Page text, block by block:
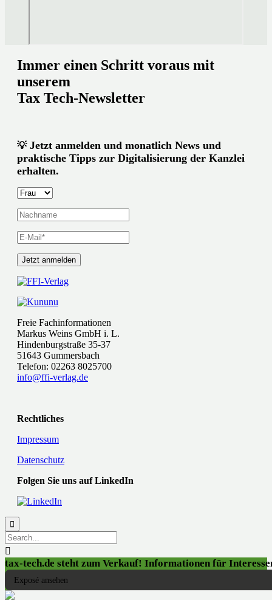
Immer einen Schritt voraus mit
unserem
Tax Tech-Newsletter
💡Jetzt anmelden und monatlich News und
praktische Tipps zur Digitalisierung der Kanzlei
erhalten.
Freie Fachinformationen
Markus Weins GmbH i. L.
Hindenburgstraße 35-37
51643 Gummersbach
Telefon: 02263 8025700
info@ffi-verlag.de
Rechtliches
Impressum
Datenschutz
Folgen Sie uns auf LinkedIn


tax-tech.de steht zum Verkauf! Informationen für
Exposé ansehen